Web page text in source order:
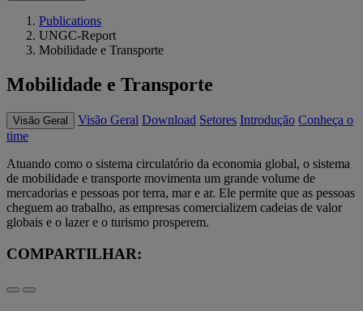
Publications
UNGC-Report
Mobilidade e Transporte
Mobilidade e Transporte
Visão Geral Visão Geral Download Setores Introdução Conheça o
time
Atuando como o sistema circulatório da economia global, o sistema
de mobilidade e transporte movimenta um grande volume de
mercadorias e pessoas por terra, mar e ar. Ele permite que as pessoas
cheguem ao trabalho, as empresas comercializem cadeias de valor
globais e o lazer e o turismo prosperem.
COMPARTILHAR: